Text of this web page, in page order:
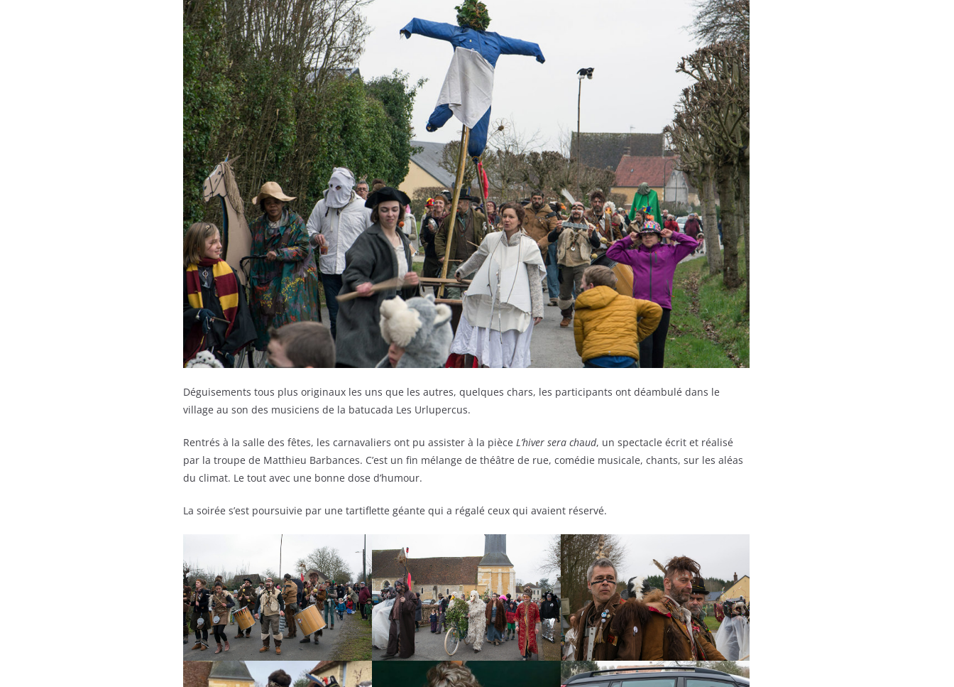
Déguisements tous plus originaux les uns que les autres, quelques chars, les participants ont déambulé dans le
village au son des musiciens de la batucada Les Urlupercus.
Rentrés à la salle des fêtes, les carnavaliers ont pu assister à la pièce L’hiver sera chaud, un spectacle écrit et réalisé
par la troupe de Matthieu Barbances. C’est un fin mélange de théâtre de rue, comédie musicale, chants, sur les aléas
du climat. Le tout avec une bonne dose d’humour.
La soirée s’est poursuivie par une tartiflette géante qui a régalé ceux qui avaient réservé.